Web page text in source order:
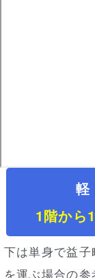
軽
1階から
下は単身で益子
を運ぶ場合の参